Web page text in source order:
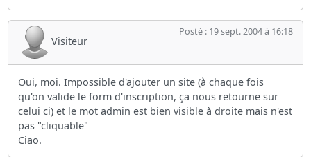
Visiteur
Posté : 19 sept. 2004 à 16:18
Oui, moi. Impossible d'ajouter un site (à chaque fois
qu'on valide le form d'inscription, ça nous retourne sur
celui ci) et le mot admin est bien visible à droite mais n'est
pas "cliquable"
Ciao.